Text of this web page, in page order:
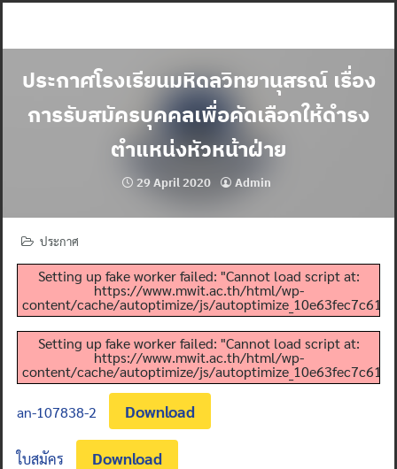
ประกาศโรงเรียนมหิดลวิทยานุสรณ์ เรื่อง
การรับสมัครบุคคลเพื่อคัดเลือกให้ดำรง
ตำแหน่งหัวหน้าฝ่าย
29 April 2020 Admin
ประกาศ
Setting up fake worker failed: "Cannot load script at:
https://www.mwit.ac.th/html/wp-
content/cache/autoptimize/js/
Setting up fake worker failed: "Cannot load script at:
https://www.mwit.ac.th/html/wp-
content/cache/autoptimize/js/
an-107838-2 Download
ใบสมัคร Download